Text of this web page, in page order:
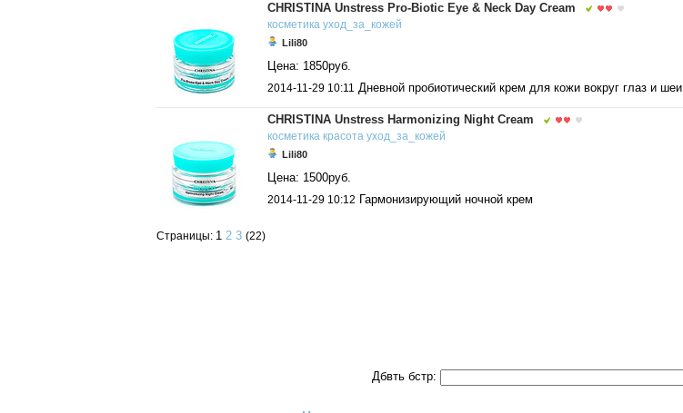
CHRISTINA Unstress Pro-Biotic Eye & Neck Day Cream
косметика уход_за_кожей
Lili80
Цена: 1850руб.
2014-11-29 10:11 Дневной пробиотический крем для кожи вокруг глаз и шеи
CHRISTINA Unstress Harmonizing Night Cream
косметика красота уход_за_кожей
Lili80
Цена: 1500руб.
2014-11-29 10:12 Гармонизирующий ночной крем
Страницы: 1 2 3 (22)
Дбвть бстр: